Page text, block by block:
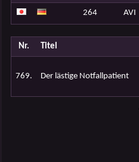
264 AVI
Nr. Titel
769. Der lästige Notfallpatient